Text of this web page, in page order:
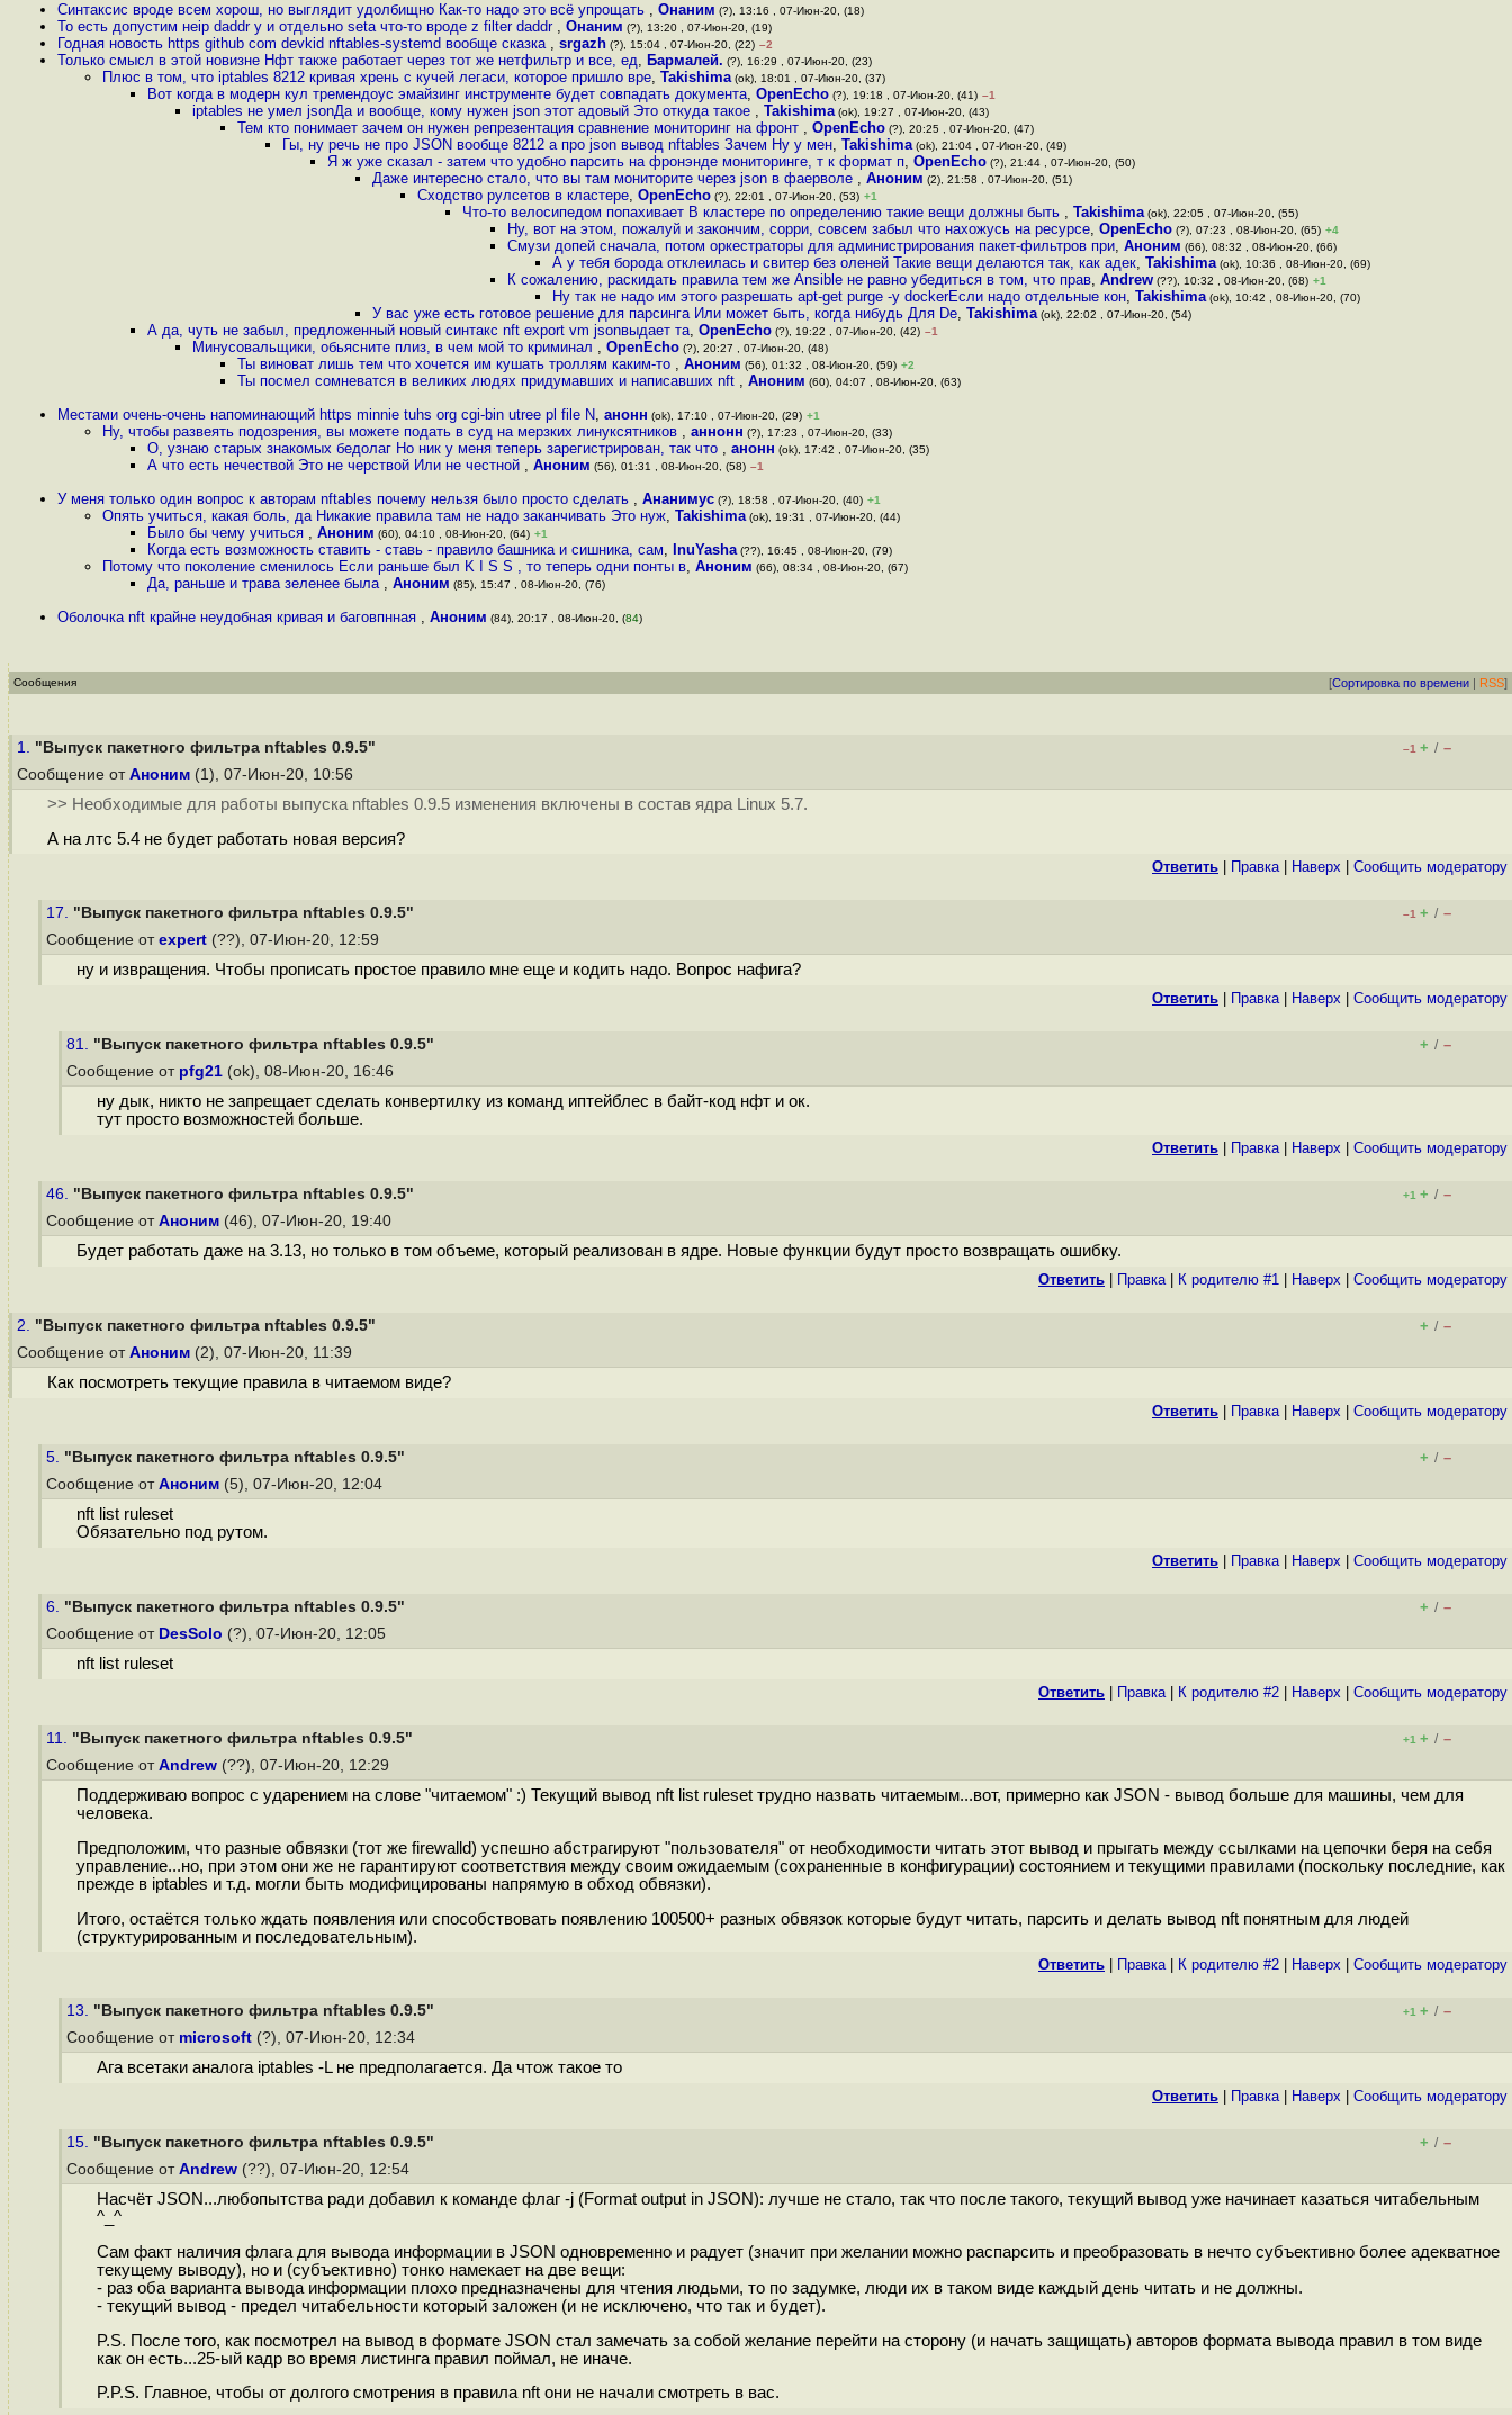
Синтаксис вроде всем хорош, но выглядит удолбищно Как-то надо это всё упрощать , Онаним (?), 13:16 , 07-Июн-20, (18)
То есть допустим неip daddr y и отдельно setа что-то вроде z filter daddr , Онаним (?), 13:20 , 07-Июн-20, (19)
Годная новость https github com devkid nftables-systemd вообще сказка , srgazh (?), 15:04 , 07-Июн-20, (22) –2
Только смысл в этой новизне Нфт также работает через тот же нетфильтр и все, ед, Бармалей. (?), 16:29 , 07-Июн-20, (23)
Плюс в том, что iptables 8212 кривая хрень с кучей легаси, которое пришло вре, Takishima (ok), 18:01 , 07-Июн-20, (37)
Вот когда в модерн кул тремендоус эмайзинг инструменте будет совпадать документа, OpenEcho (?), 19:18 , 07-Июн-20, (41) –1
iptables не умел jsonДа и вообще, кому нужен json этот адовый Это откуда такое , Takishima (ok), 19:27 , 07-Июн-20, (43)
Тем кто понимает зачем он нужен репрезентация сравнение мониторинг на фронт , OpenEcho (?), 20:25 , 07-Июн-20, (47)
Гы, ну речь не про JSON вообще 8212 а про json вывод nftables Зачем Ну у мен, Takishima (ok), 21:04 , 07-Июн-20, (49)
Я ж уже сказал - затем что удобно парсить на фронэнде мониторинге, т к формат п, OpenEcho (?), 21:44 , 07-Июн-20, (50)
Даже интересно стало, что вы там мониторите через json в фаерволе , Аноним (2), 21:58 , 07-Июн-20, (51)
Сходство рулсетов в кластере, OpenEcho (?), 22:01 , 07-Июн-20, (53) +1
Что-то велосипедом попахивает В кластере по определению такие вещи должны быть , Takishima (ok), 22:05 , 07-Июн-20, (55)
Ну, вот на этом, пожалуй и закончим, сорри, совсем забыл что нахожусь на ресурсе, OpenEcho (?), 07:23 , 08-Июн-20, (65) +4
Смузи допей сначала, потом оркестраторы для администрирования пакет-фильтров при, Аноним (66), 08:32 , 08-Июн-20, (66)
А у тебя борода отклеилась и свитер без оленей Такие вещи делаются так, как адек, Takishima (ok), 10:36 , 08-Июн-20, (69)
К сожалению, раскидать правила тем же Ansible не равно убедиться в том, что прав, Andrew (??), 10:32 , 08-Июн-20, (68) +1
Ну так не надо им этого разрешать apt-get purge -y dockerЕсли надо отдельные кон, Takishima (ok), 10:42 , 08-Июн-20, (70)
У вас уже есть готовое решение для парсинга Или может быть, когда нибудь Для De, Takishima (ok), 22:02 , 07-Июн-20, (54)
А да, чуть не забыл, предложенный новый синтакс nft export vm jsonвыдает та, OpenEcho (?), 19:22 , 07-Июн-20, (42) –1
Минусовальщики, обьясните плиз, в чем мой то криминал , OpenEcho (?), 20:27 , 07-Июн-20, (48)
Ты виноват лишь тем что хочется им кушать троллям каким-то , Аноним (56), 01:32 , 08-Июн-20, (59) +2
Ты посмел сомневатся в великих людях придумавших и написавших nft , Аноним (60), 04:07 , 08-Июн-20, (63)
Местами очень-очень напоминающий https minnie tuhs org cgi-bin utree pl file N, анонн (ok), 17:10 , 07-Июн-20, (29) +1
Ну, чтобы развеять подозрения, вы можете подать в суд на мерзких линукcятников , аннонн (?), 17:23 , 07-Июн-20, (33)
О, узнаю старых знакомых бедолаг Но ник у меня теперь зарегистрирован, так что , анонн (ok), 17:42 , 07-Июн-20, (35)
А что есть нечествой Это не черствой Или не честной , Аноним (56), 01:31 , 08-Июн-20, (58) –1
У меня только один вопрос к авторам nftables почему нельзя было просто сделать , Ананимус (?), 18:58 , 07-Июн-20, (40) +1
Опять учиться, какая боль, да Никакие правила там не надо заканчивать Это нуж, Takishima (ok), 19:31 , 07-Июн-20, (44)
Было бы чему учиться , Аноним (60), 04:10 , 08-Июн-20, (64) +1
Когда есть возможность ставить - ставь - правило башника и сишника, сам, InuYasha (??), 16:45 , 08-Июн-20, (79)
Потому что поколение сменилось Если раньше был K I S S , то теперь одни понты в, Аноним (66), 08:34 , 08-Июн-20, (67)
Да, раньше и трава зеленее была , Аноним (85), 15:47 , 08-Июн-20, (76)
Оболочка nft крайне неудобная кривая и баговпнная , Аноним (84), 20:17 , 08-Июн-20, (84)
Сообщения [Сортировка по времени | RSS]
1. "Выпуск пакетного фильтра nftables 0.9.5" –1 + / –
Сообщение от Аноним (1), 07-Июн-20, 10:56
>> Необходимые для работы выпуска nftables 0.9.5 изменения включены в состав ядра Linux 5.7.
А на лтс 5.4 не будет работать новая версия?
Ответить Правка| Наверх Cообщить модератору
17. "Выпуск пакетного фильтра nftables 0.9.5" –1 + / –
Сообщение от expert (??), 07-Июн-20, 12:59
ну и извращения. Чтобы прописать простое правило мне еще и кодить надо. Вопрос нафига?
Ответить Правка| Наверх Cообщить модератору
81. "Выпуск пакетного фильтра nftables 0.9.5" + / –
Сообщение от pfg21 (ok), 08-Июн-20, 16:46
ну дык, никто не запрещает сделать конвертилку из команд иптейблес в байт-код нфт и ок.
тут просто возможностей больше.
Ответить Правка| Наверх Cообщить модератору
46. "Выпуск пакетного фильтра nftables 0.9.5" +1 + / –
Сообщение от Аноним (46), 07-Июн-20, 19:40
Будет работать даже на 3.13, но только в том объеме, который реализован в ядре. Новые функции будут просто возвращать ошибку.
Ответить Правка| К родителю #1 Наверх Cообщить модератору
2. "Выпуск пакетного фильтра nftables 0.9.5" + / –
Сообщение от Аноним (2), 07-Июн-20, 11:39
Как посмотреть текущие правила в читаемом виде?
Ответить Правка| Наверх Cообщить модератору
5. "Выпуск пакетного фильтра nftables 0.9.5" + / –
Сообщение от Аноним (5), 07-Июн-20, 12:04
nft list ruleset
Обязательно под рутом.
Ответить Правка| Наверх Cообщить модератору
6. "Выпуск пакетного фильтра nftables 0.9.5" + / –
Сообщение от DesSolo (?), 07-Июн-20, 12:05
nft list ruleset
Ответить Правка| К родителю #2 Наверх Cообщить модератору
11. "Выпуск пакетного фильтра nftables 0.9.5" +1 + / –
Сообщение от Andrew (??), 07-Июн-20, 12:29
Поддерживаю вопрос с ударением на слове "читаемом" :) Текущий вывод nft list ruleset трудно назвать читаемым...вот, примерно как JSON - вывод больше для машины, чем для
человека.
Предположим, что разные обвязки (тот же firewalld) успешно абстрагируют "пользователя" от необходимости читать этот вывод и прыгать между ссылками на цепочки беря на себя
управление...но, при этом они же не гарантируют соответствия между своим ожидаемым (сохраненные в конфигурации) состоянием и текущими правилами (поскольку последние, как
прежде в iptables и т.д. могли быть модифицированы напрямую в обход обвязки).
Итого, остаётся только ждать появления или способствовать появлению 100500+ разных обвязок которые будут читать, парсить и делать вывод nft понятным для людей
(структурированным и последовательным).
Ответить Правка| К родителю #2 Наверх Cообщить модератору
13. "Выпуск пакетного фильтра nftables 0.9.5" +1 + / –
Сообщение от microsoft (?), 07-Июн-20, 12:34
Ага всетаки аналога iptables -L не предполагается. Да чтож такое то
Ответить Правка| Наверх Cообщить модератору
15. "Выпуск пакетного фильтра nftables 0.9.5" + / –
Сообщение от Andrew (??), 07-Июн-20, 12:54
Насчёт JSON...любопытства ради добавил к команде флаг -j (Format output in JSON): лучше не стало, так что после такого, текущий вывод уже начинает казаться читабельным
^_^
Сам факт наличия флага для вывода информации в JSON одновременно и радует (значит при желании можно распарсить и преобразовать в нечто субъективно более адекватное
текущему выводу), но и (субъективно) тонко намекает на две вещи:
- раз оба варианта вывода информации плохо предназначены для чтения людьми, то по задумке, люди их в таком виде каждый день читать и не должны.
- текущий вывод - предел читабельности который заложен (и не исключено, что так и будет).
P.S. После того, как посмотрел на вывод в формате JSON стал замечать за собой желание перейти на сторону (и начать защищать) авторов формата вывода правил в том виде
как он есть...25-ый кадр во время листинга правил поймал, не иначе.
P.P.S. Главное, чтобы от долгого смотрения в правила nft они не начали смотреть в вас.